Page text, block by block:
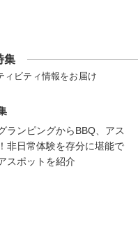
集
ィビティ情報をお届け
ランピングからBBQ、アス
非日常体験を存分に堪能で
スポットを紹介